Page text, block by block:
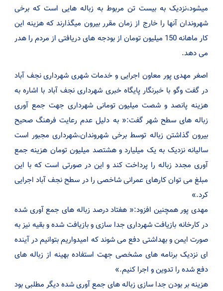
میشود،نزدیک به بیست تن مربوط به زباله هایی است که برخی
شهروندان آنها را خارج از زمان مقرر بیرون میگذارند که هزینه این
کار ماهانه 150 میلیون تومان از بودجه های دریافتی از مردم را هدر
می دهد.
اصغر مهدی پور معاون اجرایی و خدمات شهری شهرداری نجف آباد
در گفت وگو با خبرنگار پایگاه خبری شهرداری نجف آباد با اشاره به
هزینه پانصد و شصت میلیون تومانی شهرداری جهت جمع آوری
زباله های سطح شهر گفت:« به دلیل عدم رعایت فرهنگ صحیح
بیرون گذاشتن زباله توسط برخی شهروندان،شهرداری مجبور است
سالیانه نزدیک به یک میلیارد و هشتصد میلیون تومان هزینه جمع
آوری مجدد زباله را پرداخت کند و این در صورتی است که با این
مبلغ می توان کارهای عمرانی شاخصی را در سطح نجف آباد اجرایی
کرد.»
مهدی پور همچنین افزود:« هفتاد درصد زباله های جمع آوری شده
در کارخانه بازیافت شهرداری جدا سازی و بازیافت شده و بقیه نیز به
صورت ایمن و بهداشتی دفع می شوند که امیدواریم بتوانیم در آینده
ای نزدیک برنامه های مشخصی جهت استفاده بهینه از زباله های
دفع شده را تدوین و اجرا کنیم.»
هزینه بر بودن جدا سازی زباله های جمع آوری شده دیگر مطلبی بود